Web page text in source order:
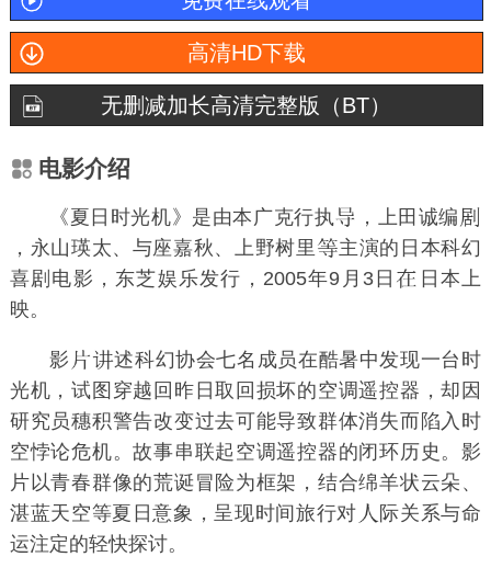
高清HD下载
无删减加长高清完整版（BT）
电影介绍
《夏日时光机》是由本广克行执 ， 上田诚编
， 永山瑛太、 与座嘉秋、 上野树里
主演的日本科幻
喜剧电影，东芝娱乐发行，2005年9月3日
日本上
映。
影
述科幻协会七名成员在酷暑中发现一台时
光机，试图穿越回昨日取回损坏的空调遥控器，却因
研究员穗积警告改变过去可能导致群体消失而陷入 时
空悖论危机。故事串联起空调遥控器的闭环历史。影
片以青春群像的荒诞冒险为框架，结合绵羊状云朵、
湛蓝天空等夏日意象，呈现时间旅行对
际关系与命
运注定的轻快探讨。